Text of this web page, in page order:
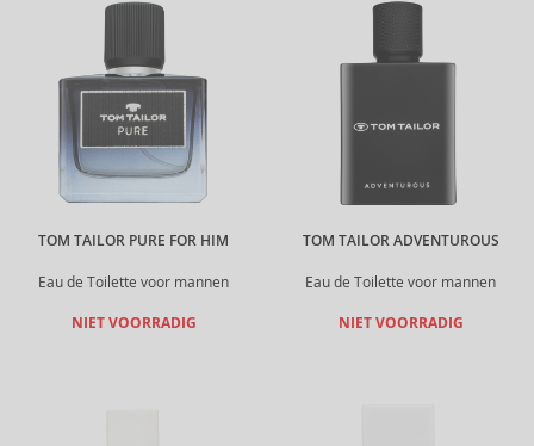
TOM TAILOR PURE FOR HIM
Eau de Toilette voor mannen
NIET VOORRADIG
TOM TAILOR ADVENTUROUS
Eau de Toilette voor mannen
NIET VOORRADIG